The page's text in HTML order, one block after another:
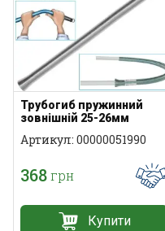
Трубогиб пружинний
зовнішній 25-26мм
Артикул: 00000051990
368грн
Купити